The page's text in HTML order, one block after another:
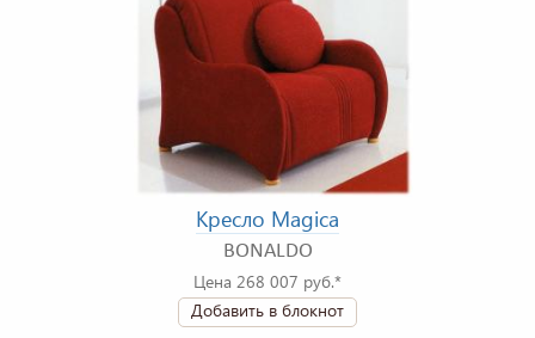
Кресло Magica
BONALDO
Цена 268 007 руб.*
Добавить в блокнот